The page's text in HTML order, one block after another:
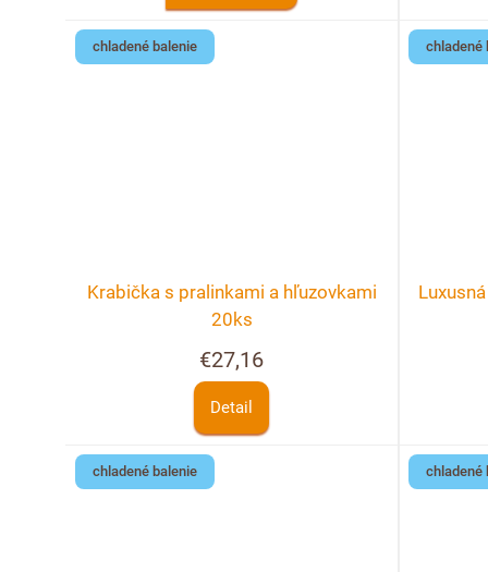
chladené balenie
Krabička s pralinkami a hľuzovkami
20ks
€27,16
Detail
chladené
chladené balenie chladené